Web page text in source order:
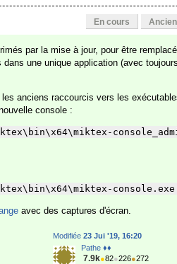
En cours
par la mise à jour, pour être
une unique application (avec
anciens raccourcis vers les
console :
console.exe
avec des captures d'écran.
Modifiée 23 Jui '19, 16:20
Pathe ♦♦
7.9k●82●226●272